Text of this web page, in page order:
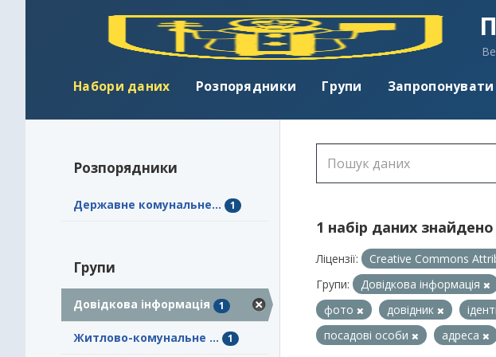
Набори даних Розпорядники Групи Запропонувати
Розпорядники
Державне комунальне... 1
Групи
Довідкова інформація 1
Житлово-комунальне ... 1
1 набір даних знайдено
Ліцензії: Creative Commons
Групи:
Довідкова інформація
фото
довідник
посадові особи
адреса